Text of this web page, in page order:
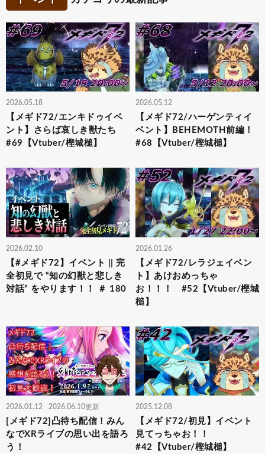
2026.05.18
【メギド72/エンキドゥイベ
ント】さらば哀しき獣たち
#69【Vtuber/樫城槌】
2026.05.12
【メギド72/ハーゲンティイ
ベント】BEHEMOTH前編！
#68【Vtuber/樫城槌】
2026.02.10
【#メギド72】イベント || 完
全初見で “知の幻獣と悲しき
対話” をやります！！ ＃ 180
2026.01.26
【メギド72/レラジェイベン
ト】あけおめっちゃ
お！！！ #52【Vtuber/樫城
槌】
2026.01.12 2026.06.10更新
[メギド72]凸待ち配信！みん
なでXRライブの思い出を語ろ
う！
2025.12.08
【メギド72/初見】イベント
見てっちゃお！！
#42【Vtuber/樫城槌】